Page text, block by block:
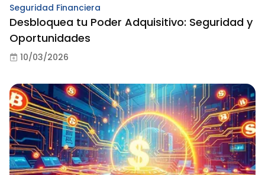
Seguridad Financiera
Desbloquea tu Poder Adquisitivo: Seguridad y
Oportunidades
10/03/2026